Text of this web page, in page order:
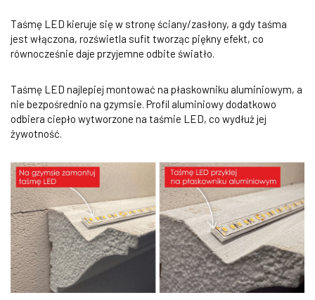
Taśmę LED kieruje się w stronę ściany/zasłony, a gdy taśma
jest włączona, rozświetla sufit tworząc piękny efekt, co
równocześnie daje przyjemne odbite światło.
Taśmę LED najlepiej montować na płaskowniku aluminiowym, a
nie bezpośrednio na gzymsie. Profil aluminiowy dodatkowo
odbiera ciepło wytworzone na taśmie LED, co wydłuż jej
żywotność.